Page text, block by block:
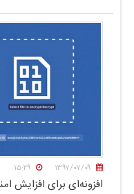
۱۳۹۷/۰۷/۰۹ ۱۵:۲۹
افزونه‌ای برای افزایش